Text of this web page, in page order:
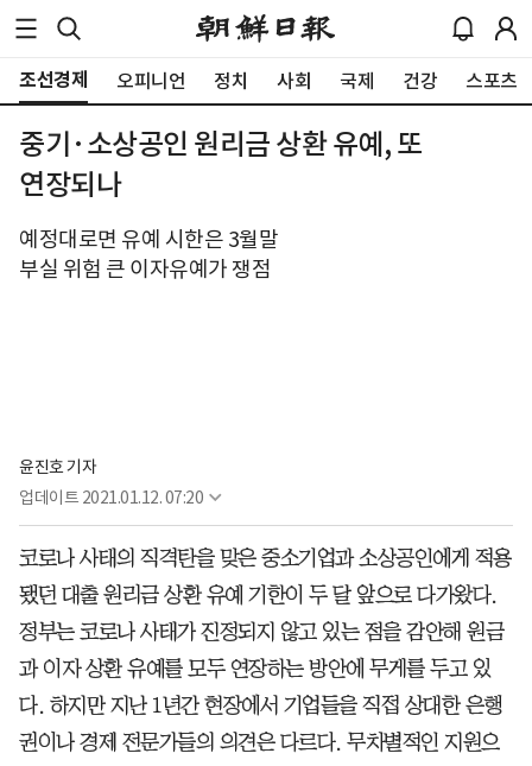
조선경제 오피니언 정치 사회 국제 건강 스포츠
중기·소상공인 원리금 상환 유예, 또
연장되나
예정대로면 유예 시한은 3월말
부실 위험 큰 이자유예가 쟁점
윤진호 기자
업데이트 2021.01.12. 07:20
코로나 사태의 직격탄을 맞은 중소기업과 소상공인에게 적용
됐던 대출 원리금 상환 유예 기한이 두 달 앞으로 다가왔다.
정부는 코로나 사태가 진정되지 않고 있는 점을 감안해 원금
과 이자 상환 유예를 모두 연장하는 방안에 무게를 두고 있
다. 하지만 지난 1년간 현장에서 기업들을 직접 상대한 은행
권이나 경제 전문가들의 의견은 다르다. 무차별적인 지원으